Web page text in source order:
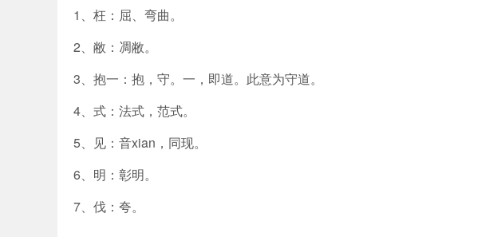
1、枉：屈、弯曲。
2、敝：凋敝。
3、抱一：抱，守。一，即道。此意为守道。
4、式：法式，范式。
5、见：音xian，同现。
6、明：彰明。
7、伐：夸。